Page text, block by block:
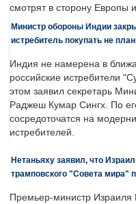
смотрят в сторону Европы
Министр обороны Индии
истребитель покупать не
Индия не намерена в
российские истребители
этом заявил секретарь
Раджеш Кумар Сингх. По
сосредоточатся на
истребителей.
Нетаньяху заявил, что
трамповского "Совета
Премьер-министр Израиля